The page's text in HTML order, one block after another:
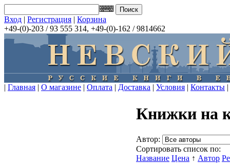
Вход | Регистрация | Корзина
+49-(0)-203 / 93 555 314, +49-(0)-162 / 9814662
| Главная | О магазине | Оплата | Доставка | Условия | Контакты |
Книжки на
Автор:
Сортировать список по:
Название Цена ↑ Автор